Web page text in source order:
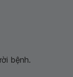
bệnh.